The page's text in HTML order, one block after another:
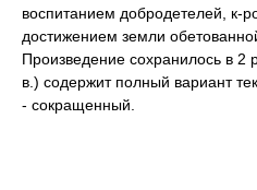
воспитанием добродетелей, к-
достижением земли
Произведение сохранилось в 2
в.) содержит полный вариант
- сокращенный.